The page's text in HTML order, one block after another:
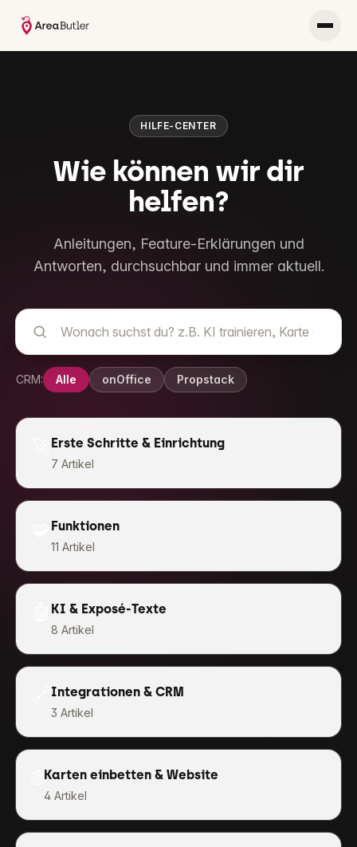
HILFE-CENTER
Wie können wir dir
helfen?
Anleitungen, Feature-Erklärungen und
Antworten, durchsuchbar und immer aktuell.
CRM: Alle onOffice Propstack
Erste Schritte & Einrichtung
7 Artikel
Funktionen
11 Artikel
KI & Exposé-Texte
8 Artikel
Integrationen & CRM
3 Artikel
Karten einbetten & Website
4 Artikel